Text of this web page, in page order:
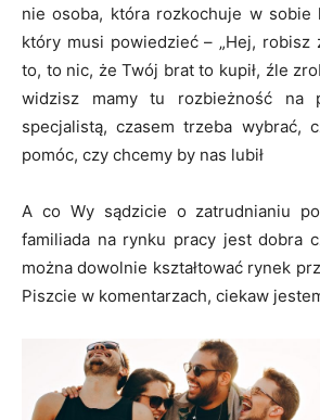
nie osoba, która rozkochuje w sobie
który musi powiedzieć – „Hej,
to, to nic, że Twój brat to kupił, źle
widzisz mamy tu rozbieżność na
specjalistą, czasem trzeba wybrać,
pomóc, czy chcemy by nas lubił
A co Wy sądzicie o zatrudnianiu
familiada na rynku pracy jest dobra
można dowolnie kształtować rynek
Piszcie w komentarzach, ciekaw